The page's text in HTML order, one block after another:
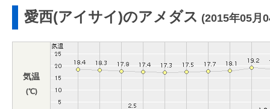
愛西(アイサイ)のアメダス (2015年05月
気温
(℃)